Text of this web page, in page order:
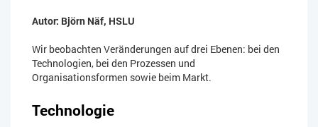
Autor: Björn Näf, HSLU
Wir beobachten Veränderungen auf drei Ebenen: bei den
Technologien, bei den Prozessen und
Organisationsformen sowie beim Markt.
Technologie